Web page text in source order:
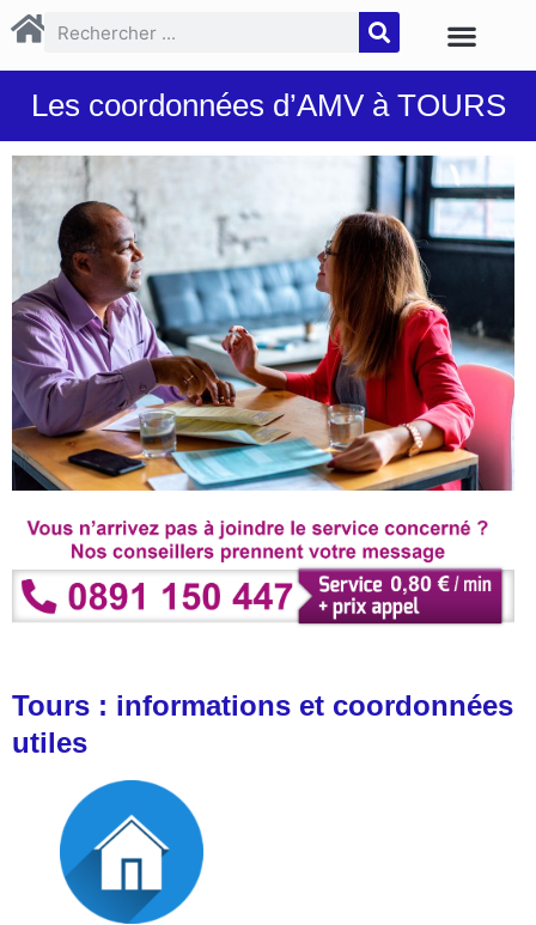
Les coordonnées d’AMV à TOURS
Tours : informations et coordonnées
utiles